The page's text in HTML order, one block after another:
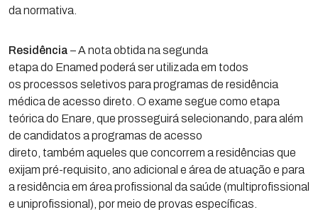
da normativa.
Residência – A nota obtida na segunda
etapa do Enamed poderá ser utilizada em todos
os processos seletivos para programas de residência
médica de acesso direto. O exame segue como etapa
teórica do Enare, que prosseguirá selecionando, para além
de candidatos a programas de acesso
direto, também aqueles que concorrem a residências que
exijam pré-requisito, ano adicional e área de atuação e para
a residência em área profissional da saúde (multiprofissional
e uniprofissional), por meio de provas específicas.